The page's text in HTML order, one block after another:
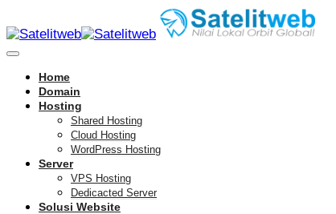
Home
Domain
Hosting
Shared Hosting
Cloud Hosting
WordPress Hosting
Server
VPS Hosting
Dedicacted Server
Solusi Website